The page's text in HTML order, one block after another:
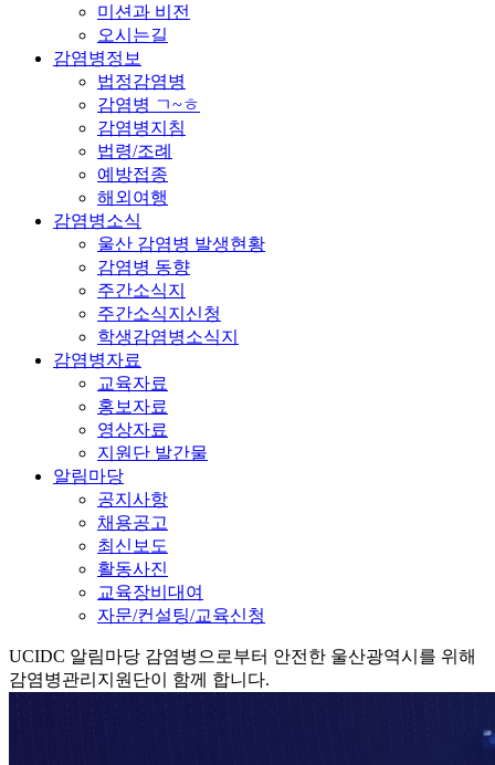
미션과 비전
오시는길
감염병정보
법정감염병
감염병 ㄱ~ㅎ
감염병지침
법령/조례
예방접종
해외여행
감염병소식
울산 감염병 발생현황
감염병 동향
주간소식지
주간소식지신청
학생감염병소식지
감염병자료
교육자료
홍보자료
영상자료
지원단 발간물
알림마당
공지사항
채용공고
최신보도
활동사진
교육장비대여
자문/컨설팅/교육신청
UCIDC 알림마당 감염병으로부터 안전한 울산광역시를 위해
감염병관리지원단이 함께 합니다.